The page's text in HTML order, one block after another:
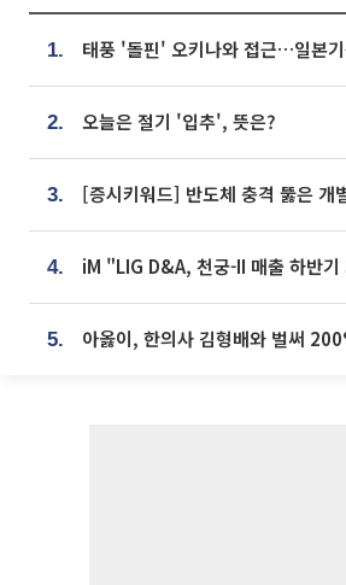
1.
2. 오늘은 절기 '입추', 뜻은?
3.
4.
5.